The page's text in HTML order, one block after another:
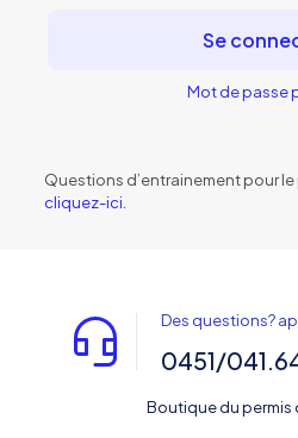
Se
Mot de passe
Questions d’entrainement pour
cliquez-ici.
Des questions?
0451/
Boutique du permis